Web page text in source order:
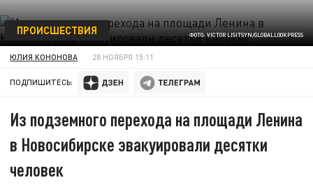
ФОТО: VICTOR LISITSYN/GLOBALLOOKPRESS
ПРОИСШЕСТВИЯ
ЮЛИЯ КОНОНОВА 28 НОЯБРЯ 15:11
ПОДПИШИТЕСЬ:
Из подземного перехода на площади Ленина
в Новосибирске эвакуировали десятки
человек